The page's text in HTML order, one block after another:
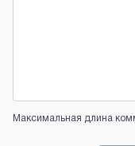
Максимальная длина